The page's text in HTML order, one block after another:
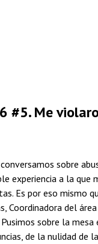
#5. Me
sobre
experiencia a la que
Es por eso mismo
Coordinadora del
sobre la
de la nulidad de